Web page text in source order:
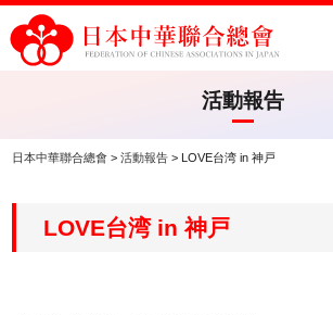
活動報告
日本中華聯合總會 >活動報告 > LOVE台湾 in 神戸
LOVE台湾 in 神戸